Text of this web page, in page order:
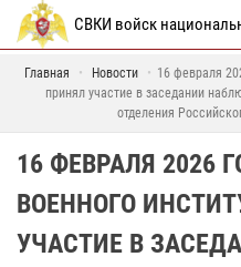
СВКИ войск
Главная Новости
16 февраля
принял участие в заседании
отделения
16 ФЕВРАЛЯ 2026
ВОЕННОГО
УЧАСТИЕ В